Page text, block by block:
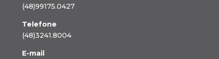
(48)99175.0427
Telefone
(48)3241.8004
E-mail